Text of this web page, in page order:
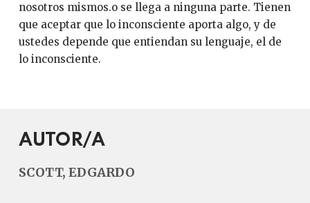
nosotros mismos.o se llega a ninguna parte. Tienen
que aceptar que lo inconsciente aporta algo, y de
ustedes depende que entiendan su lenguaje, el de
lo inconsciente.
AUTOR/A
SCOTT, EDGARDO